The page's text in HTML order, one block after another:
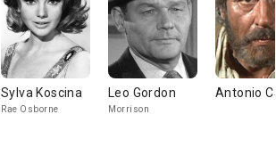
Sylva Koscina
Rae Osborne
Leo Gordon
Morrison
Antonio